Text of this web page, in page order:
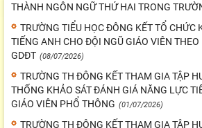
THÀNH NGÔN NGỮ THỨ HAI TRONG
TRƯỜNG TIỂU HỌC ĐÔNG KẾT TỔ CHỨC
TIẾNG ANH CHO ĐỘI NGŨ GIÁO VIÊN THEO
GDĐT (08/07/2026)
TRƯỜNG TH ĐÔNG KẾT THAM GIA TẬP
THỐNG KHẢO SÁT ĐÁNH GIÁ NĂNG LỰC
GIÁO VIÊN PHỔ THÔNG (01/07/2026)
TRƯỜNG TH ĐÔNG KẾT THAM GIA TẬP